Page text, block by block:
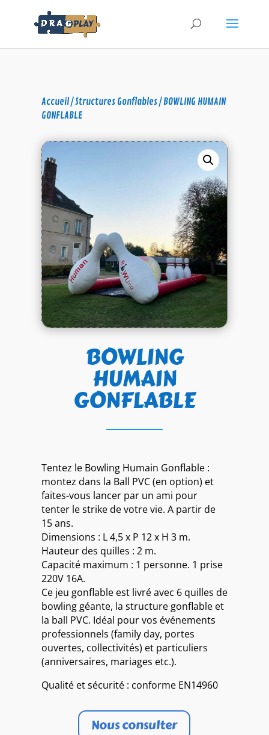
Accueil/Structures Gonflables/ BOWLING HUMAIN
GONFLABLE
BOWLING
HUMAIN
GONFLABLE
Tentez le Bowling Humain Gonflable :
montez dans la Ball PVC (en option) et
faites-vous lancer par un ami pour
tenter le strike de votre vie. A partir de
15 ans.
Dimensions : L 4,5 x P 12 x H 3 m.
Hauteur des quilles : 2 m.
Capacité maximum : 1 personne. 1 prise
220V 16A.
Ce jeu gonflable est livré avec 6 quilles de
bowling géante, la structure gonflable et
la ball PVC. Idéal pour vos événements
professionnels (family day, portes
ouvertes, collectivités) et particuliers
(anniversaires, mariages etc.).
Qualité et sécurité : conforme EN14960
Nous consulter